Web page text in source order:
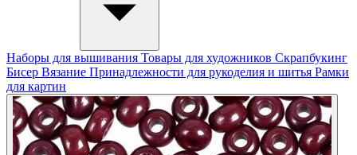
Наборы для вышивания Товары для художников Скрапбукинг
Бисер Вязание Принадлежности для рукоделия и шитья Рамки
для картин